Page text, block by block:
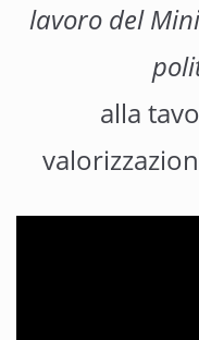
lavoro del
alla